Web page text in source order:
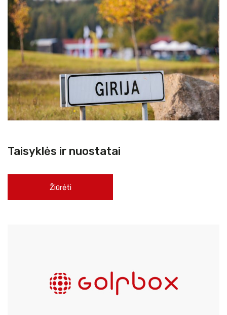
Taisyklės ir nuostatai
Žiūrėti